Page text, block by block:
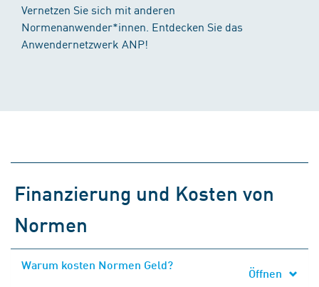
Vernetzen Sie sich mit anderen
Normenanwender*innen. Entdecken Sie das
Anwendernetzwerk ANP!
Finanzierung und Kosten von
Normen
Warum kosten Normen Geld?
Öffnen